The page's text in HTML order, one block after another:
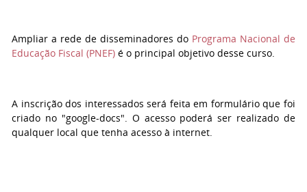
Ampliar a rede de disseminadores do Programa Nacional de
Educação Fiscal (PNEF) é o principal objetivo desse curso.
A inscrição dos interessados será feita em formulário que foi
criado no "google-docs". O acesso poderá ser realizado de
qualquer local que tenha acesso à internet.